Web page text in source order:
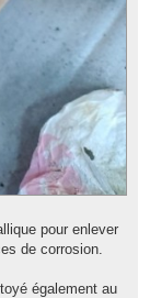
pour enlever
de corrosion.
également au